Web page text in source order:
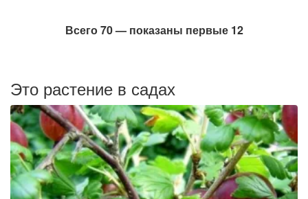
Всего 70 — показаны первые 12
Это растение в садах